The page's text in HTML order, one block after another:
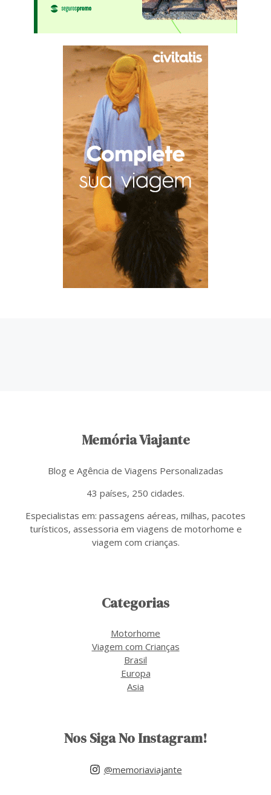
Memória Viajante
Blog e Agência de Viagens Personalizadas
43 países, 250 cidades.
Especialistas em: passagens aéreas, milhas, pacotes
turísticos, assessoria em viagens de motorhome e
viagem com crianças.
Categorias
Motorhome
Viagem com Crianças
Brasil
Europa
Asia
Nos Siga No Instagram!
@memoriaviajante